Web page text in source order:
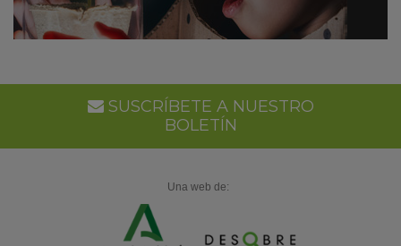
SUSCRÍBETE A NUESTRO
BOLETÍN
Una web de: